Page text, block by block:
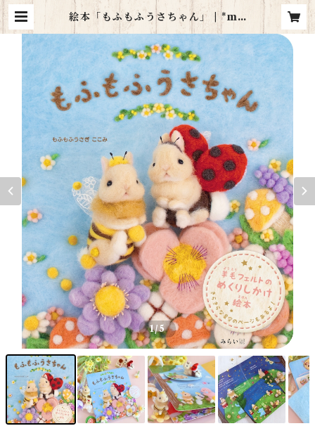
絵本「もふもふうさちゃん」 | *mo
fu mofu usagi*
1/5